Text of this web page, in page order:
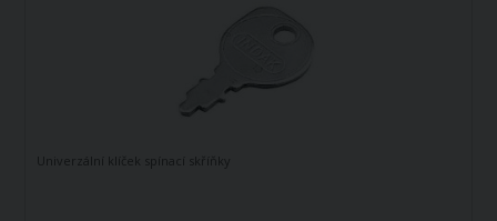
Univerzální klíček spínací skříňky